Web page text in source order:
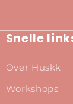
Snelle
Over Huskk
Workshops